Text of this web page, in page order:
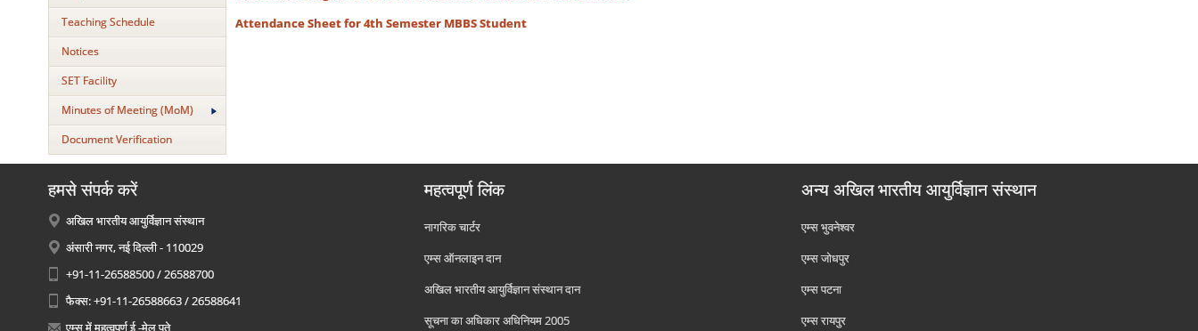
Teaching Schedule
Notices
SET Facility
Minutes of Meeting (MoM)
Document Verification
Attendance Sheet for 4th Semester MBBS Student
हमसे संपर्क करें
अखिल भारतीय आयुर्विज्ञान संस्थान
अंसारी नगर, नई दिल्ली - 110029
+91-11-26588500 / 26588700
फैक्स: +91-11-26588663 / 26588641
एम्स में महत्वपूर्ण ई -मेल पते
महत्वपूर्ण लिंक
नागरिक चार्टर
एम्स ऑनलाइन दान
अखिल भारतीय आयुर्विज्ञान संस्थान दान
सूचना का अधिकार अधिनियम 2005
अन्य अखिल भारतीय आयुर्विज्ञान संस्थान
एम्‍स भुवनेश्वर
एम्‍स जोधपुर
एम्‍स पटना
एम्‍स रायपुर